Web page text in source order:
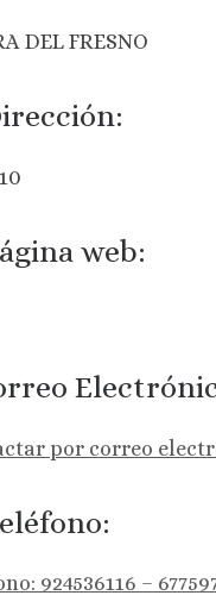
DEL FRESNO
web:
por correo
924536116 –